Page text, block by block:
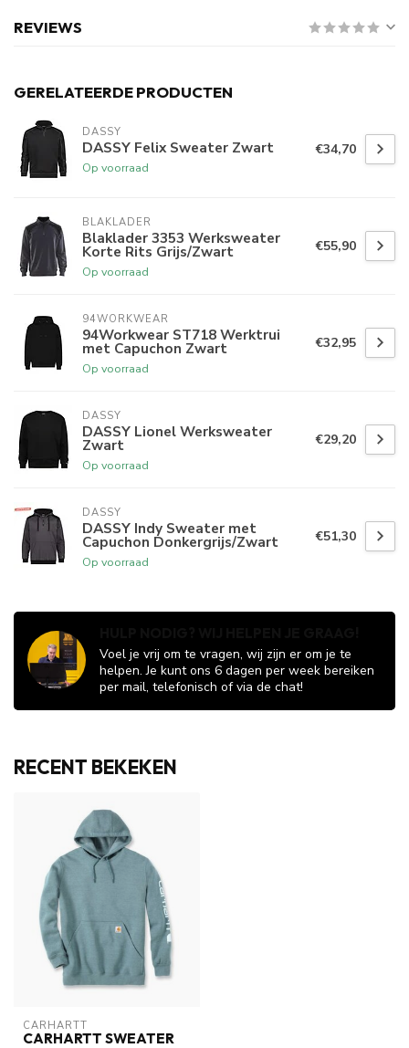
REVIEWS
GERELATEERDE PRODUCTEN
DASSY
DASSY Felix Sweater Zwart
Op voorraad
€34,70
BLAKLADER
Blaklader 3353 Werksweater
Korte Rits Grijs/Zwart
Op voorraad
€55,90
94WORKWEAR
94Workwear ST718 Werktrui
met Capuchon Zwart
Op voorraad
€32,95
DASSY
DASSY Lionel Werksweater
Zwart
Op voorraad
€29,20
DASSY
DASSY Indy Sweater met
Capuchon Donkergrijs/Zwart
Op voorraad
€51,30
Voel je vrij om te vragen, wij zijn er om je te
helpen. Je kunt ons 6 dagen per week bereiken
per mail, telefonisch of via de chat!
RECENT BEKEKEN
CARHARTT
CARHARTT SWEATER